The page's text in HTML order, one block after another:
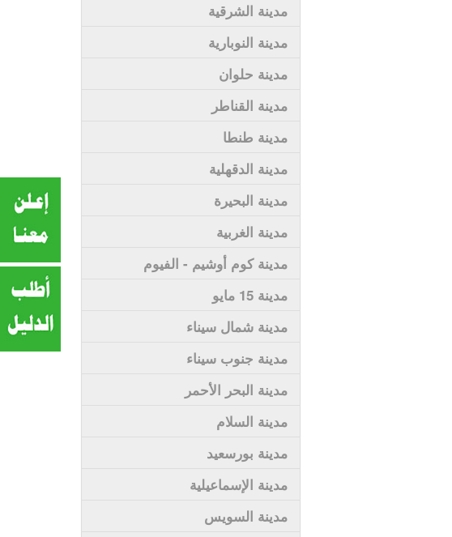
مدينة الشرقية
مدينة النوبارية
مدينة حلوان
مدينة القناطر
مدينة طنطا
مدينة الدقهلية
مدينة البحيرة
مدينة الغربية
مدينة كوم أوشيم - الفيوم
مدينة 15 مايو
مدينة شمال سيناء
مدينة جنوب سيناء
مدينة البحر الأحمر
مدينة السلام
مدينة بورسعيد
مدينة الإسماعيلية
مدينة السويس